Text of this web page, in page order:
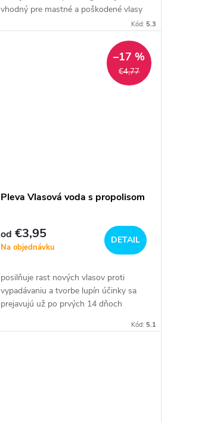
vhodný pre mastné a poškodené vlasy
Kód: 5.3
€4,77
–17 %
Pleva Vlasová voda s propolisom
od €3,95
Na objednávku
DETAIL
posilňuje rast nových vlasov proti
vypadávaniu a tvorbe lupín účinky sa
prejavujú už po prvých 14 dňoch
Kód: 5.1